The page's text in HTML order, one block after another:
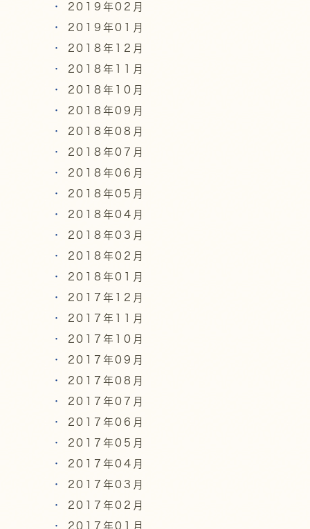
2019年02月
2019年01月
2018年12月
2018年11月
2018年10月
2018年09月
2018年08月
2018年07月
2018年06月
2018年05月
2018年04月
2018年03月
2018年02月
2018年01月
2017年12月
2017年11月
2017年10月
2017年09月
2017年08月
2017年07月
2017年06月
2017年05月
2017年04月
2017年03月
2017年02月
2017年01月